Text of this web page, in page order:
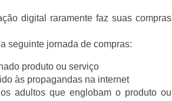
digital raramente faz suas compras
seguinte jornada de compras:
produto ou serviço
às propagandas na internet
adultos que englobam o produto ou